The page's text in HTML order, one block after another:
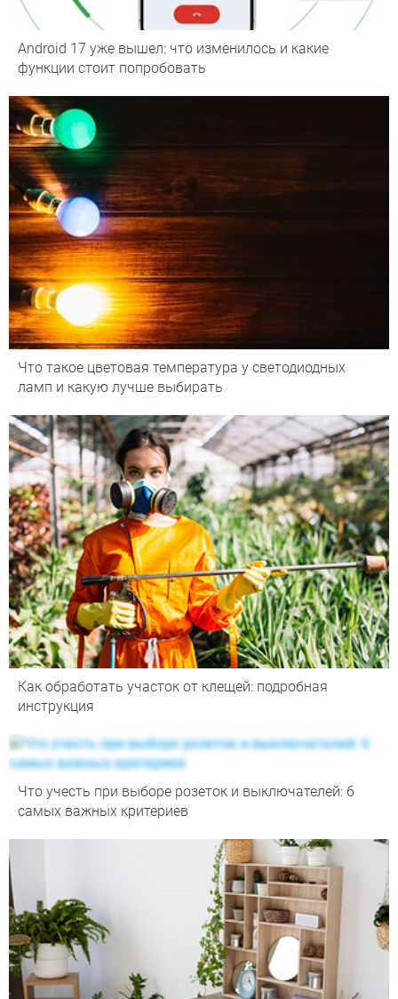
Android 17 уже вышел: что изменилось и какие
функции стоит попробовать
Что такое цветовая температура у светодиодных
ламп и какую лучше выбирать
Как обработать участок от клещей: подробная
инструкция
Что учесть при выборе розеток и выключателей: 6
самых важных критериев